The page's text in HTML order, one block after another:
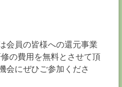
会員の皆様への還元事業
の費用を無料とさせて頂
会にぜひご参加くださ